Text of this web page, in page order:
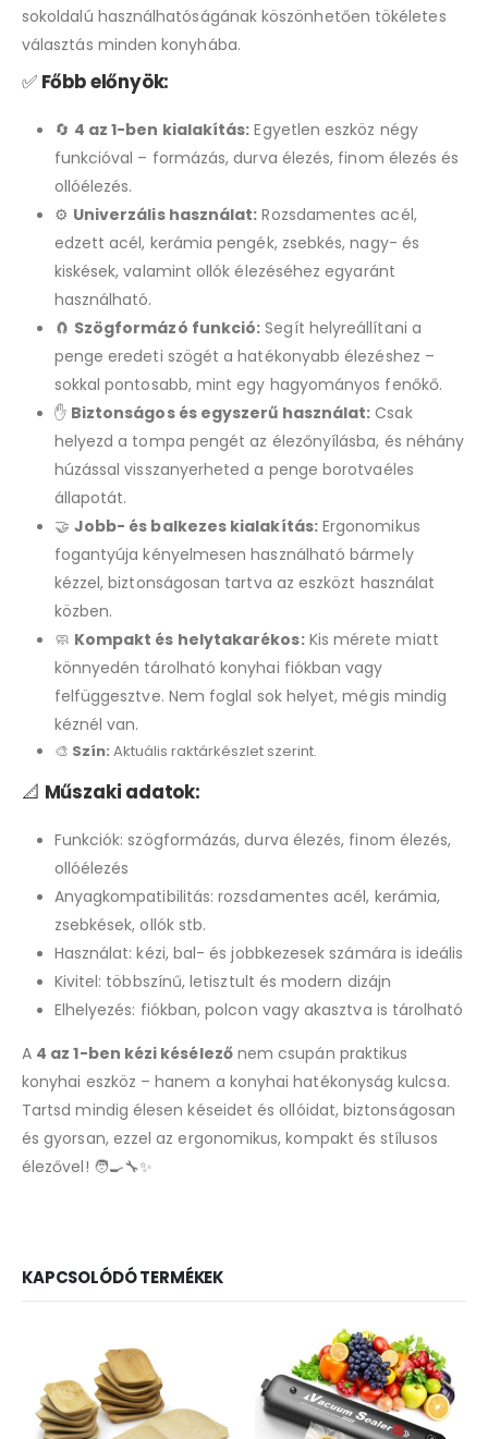
sokoldalú használhatóságának köszönhetően tökéletes
választás minden konyhába.
✅ Főbb előnyök:
🔄 4 az 1-ben kialakítás: Egyetlen eszköz négy
funkcióval – formázás, durva élezés, finom élezés és
ollóélezés.
⚙️ Univerzális használat: Rozsdamentes acél,
edzett acél, kerámia pengék, zsebkés, nagy- és
kiskések, valamint ollók élezéséhez egyaránt
használható.
🧲 Szögformázó funkció: Segít helyreállítani a
penge eredeti szögét a hatékonyabb élezéshez –
sokkal pontosabb, mint egy hagyományos fenőkő.
✋ Biztonságos és egyszerű használat: Csak
helyezd a tompa pengét az élezőnyílásba, és néhány
húzással visszanyerheted a penge borotvaéles
állapotát.
🤝 Jobb- és balkezes kialakítás:Ergonomikus
fogantyúja kényelmesen használható bármely
kézzel, biztonságosan tartva az eszközt használat
közben.
🧼 Kompakt és helytakarékos:Kis mérete miatt
könnyedén tárolható konyhai fiókban vagy
felfüggesztve. Nem foglal sok helyet, mégis mindig
kéznél van.
🎨 Szín: Aktuális raktárkészlet szerint.
📐 Műszaki adatok:
Funkciók: szögformázás, durva élezés, finom élezés,
ollóélezés
Anyagkompatibilitás: rozsdamentes acél, kerámia,
zsebkések, ollók stb.
Használat: kézi, bal- és jobbkezesek számára is ideális
Kivitel: többszínű, letisztult és modern dizájn
Elhelyezés: fiókban, polcon vagy akasztva is tárolható
A 4 az 1-ben kézi késélezőnem csupán praktikus
konyhai eszköz – hanem a konyhai hatékonyság kulcsa.
Tartsd mindig élesen késeidet és ollóidat, biztonságosan
és gyorsan, ezzel az ergonomikus, kompakt és stílusos
élezővel! 🧑‍🍳🔧✨
KAPCSOLÓDÓ TERMÉKEK